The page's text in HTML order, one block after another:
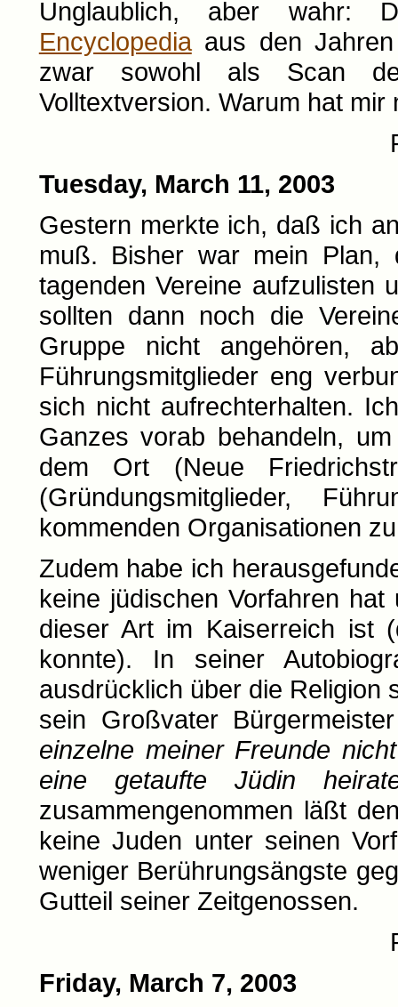
Unglaublich, aber wahr:
Encyclopedia aus den
zwar sowohl als Scan
Volltextversion. Warum hat
Tuesday, March 11, 2003
Gestern merkte ich, daß ich
muß. Bisher war mein Plan,
tagenden Vereine aufzulisten
sollten dann noch die
Gruppe nicht angehören,
Führungsmitglieder eng
sich nicht aufrechterhalten.
Ganzes vorab behandeln,
dem Ort (Neue
(Gründungsmitglieder,
kommenden Organisationen
Zudem habe ich
keine jüdischen Vorfahren
dieser Art im Kaiserreich ist
konnte). In seiner
ausdrücklich über die Religion
sein Großvater
einzelne meiner Freunde
eine getaufte Jüdin
zusammengenommen läßt
keine Juden unter seinen
weniger Berührungsängste
Gutteil seiner Zeitgenossen.
Friday, March 7, 2003